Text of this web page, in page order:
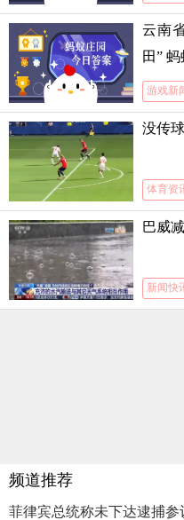
云南
田”
游戏新
没传
体育资
巴威
新闻快
频道推荐
菲律宾总统称未下达逮捕